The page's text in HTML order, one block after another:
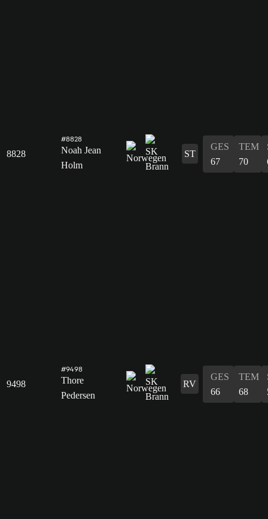
8828
#8828
Noah Jean
Holm
ST
GES
67
TEM
70
9498
#9498
Thore
Pedersen
RV
GES
66
TEM
68